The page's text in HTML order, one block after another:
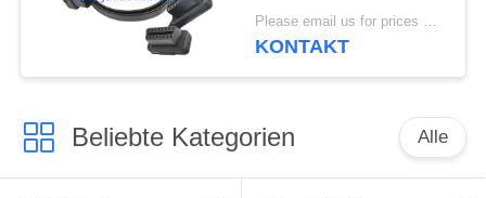
weibliches flaches y-
Kabel
Please email us for prices MOQ:100 Stück
KONTAKT
Beliebte Kategorien Alle